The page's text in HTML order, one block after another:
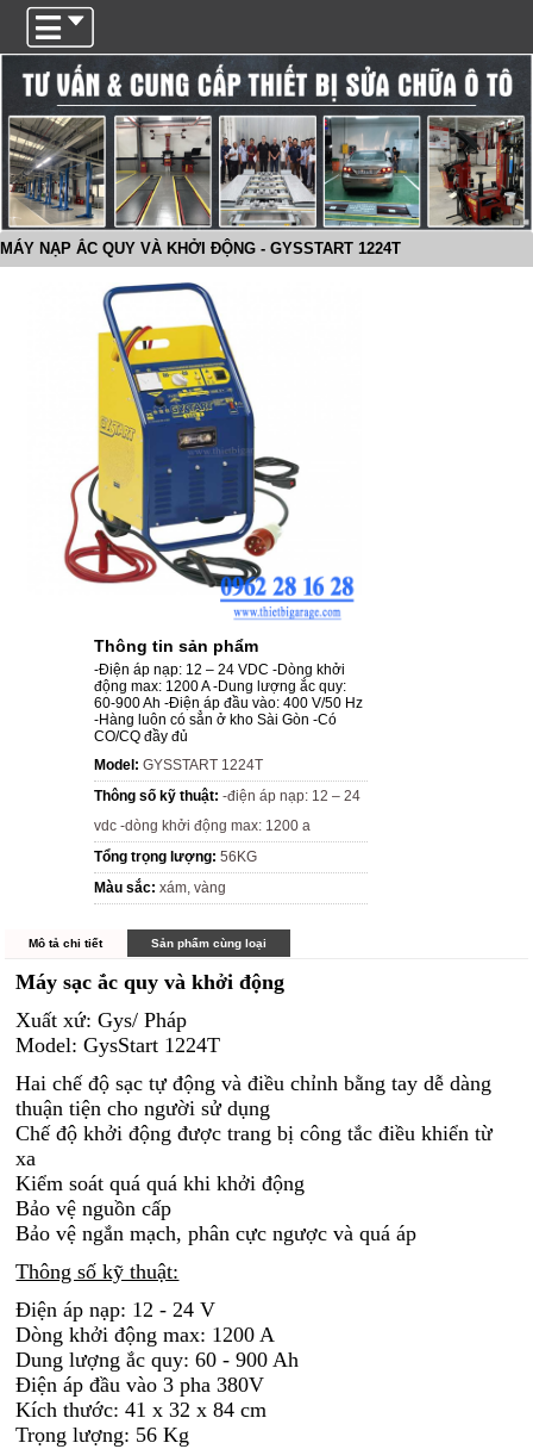
MÁY NẠP ẮC QUY VÀ KHỞI ĐỘNG - GYSSTART 1224T
Thông tin sản phẩm
-Điện áp nạp: 12 – 24 VDC -Dòng khởi
động max: 1200 A -Dung lượng ắc quy:
60-900 Ah -Điện áp đầu vào: 400 V/50 Hz
-Hàng luôn có sẳn ở kho Sài Gòn -Có
CO/CQ đầy đủ
Model:GYSSTART 1224T
Thông số kỹ thuật:-điện áp nạp: 12 – 24
vdc -dòng khởi động max: 1200 a
Tổng trọng lượng:56KG
Màu sắc:xám, vàng
Mô tả chi tiết Sản phẩm cùng loại
Máy sạc ắc quy và khởi động
Xuất xứ: Gys/ Pháp
Model: GysStart 1224T
Hai chế độ sạc tự động và điều chỉnh bằng tay dễ dàng
thuận tiện cho người sử dụng
Chế độ khởi động được trang bị công tắc điều khiển từ
xa
Kiểm soát quá quá khi khởi động
Bảo vệ nguồn cấp
Bảo vệ ngắn mạch, phân cực ngược và quá áp
Thông số kỹ thuật:
Điện áp nạp: 12 - 24 V
Dòng khởi động max: 1200 A
Dung lượng ắc quy: 60 - 900 Ah
Điện áp đầu vào 3 pha 380V
Kích thước: 41 x 32 x 84 cm
Trọng lượng: 56 Kg